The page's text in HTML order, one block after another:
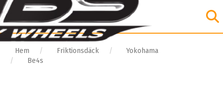
Hem Friktionsdäck
Yokohama
Be4s